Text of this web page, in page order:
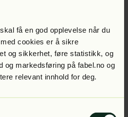
få en god opplevelse når du
cookies er å sikre
og sikkerhet, føre statistikk, og
og markedsføring på fabel.no og
relevant innhold for deg.